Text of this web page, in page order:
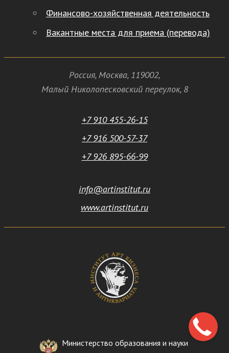
Финансово-хозяйственная деятельность
Вакантные места для приема (перевода)
Россия, Москва, 119002,
Малый Николопесковский переулок,8
+7 910 455-26-15
+7 916 500-57-37
+7 926 895-66-99
info@artinstitut.ru
www.artinstitut.ru
Министерство образования и науки